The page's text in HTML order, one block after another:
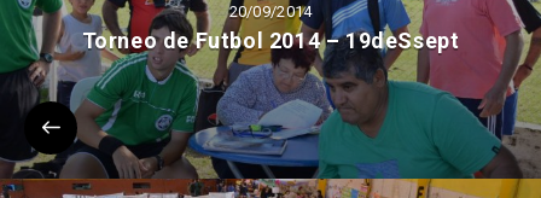
20/09/2014
Torneo de Futbol 2014 – 19deSsept